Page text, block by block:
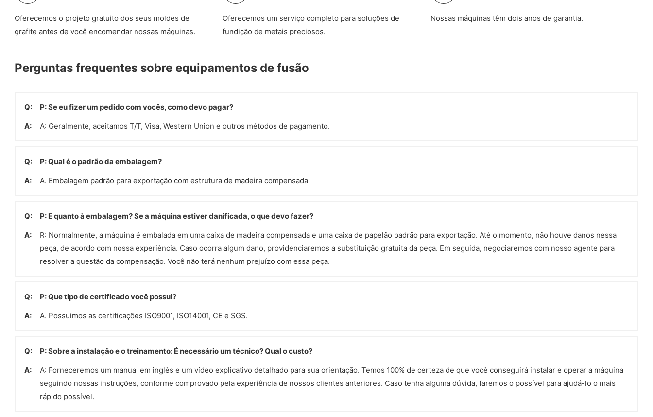
Oferecemos o projeto gratuito dos seus moldes de
grafite antes de você encomendar nossas máquinas.
Oferecemos um serviço completo para soluções de
fundição de metais preciosos.
Nossas máquinas têm dois anos de garantia.
Perguntas frequentes sobre equipamentos de fusão
Q: P: Se eu fizer um pedido com vocês, como devo pagar?
A: A: Geralmente, aceitamos T/T, Visa, Western Union e outros métodos de pagamento.
Q: P: Qual é o padrão da embalagem?
A: A. Embalagem padrão para exportação com estrutura de madeira compensada.
Q: P: E quanto à embalagem? Se a máquina estiver danificada, o que devo fazer?
A:
R: Normalmente, a máquina é embalada em uma caixa de madeira compensada e uma caixa de papelão padrão para exportação. Até o momento, não houve danos nessa
peça, de acordo com nossa experiência. Caso ocorra algum dano, providenciaremos a substituição gratuita da peça. Em seguida, negociaremos com nosso agente para
resolver a questão da compensação. Você não terá nenhum prejuízo com essa peça.
Q: P: Que tipo de certificado você possui?
A: A. Possuímos as certificações ISO9001, ISO14001, CE e SGS.
Q: P: Sobre a instalação e o treinamento: É necessário um técnico? Qual o custo?
A:
A: Forneceremos um manual em inglês e um vídeo explicativo detalhado para sua orientação. Temos 100% de certeza de que você conseguirá instalar e operar a máquina
seguindo nossas instruções, conforme comprovado pela experiência de nossos clientes anteriores. Caso tenha alguma dúvida, faremos o possível para ajudá-lo o mais
rápido possível.